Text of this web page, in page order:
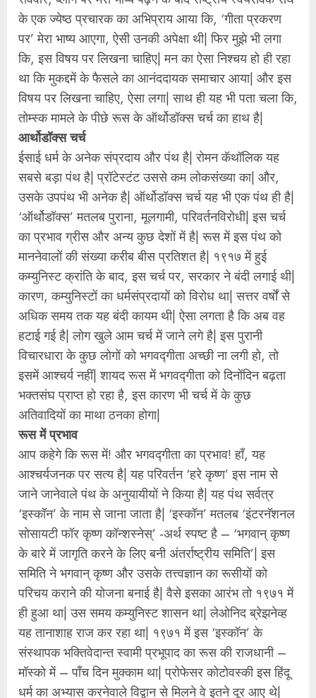
के एक ज्येष्ठ प्रचारक का अभिप्राय आया कि, ‘गीता प्रकरण
पर’ मेरा भाष्य आएगा, ऐसी उनकी अपेक्षा थी| फिर मुझे भी लगा
कि, इस विषय पर लिखना चाहिए| मन का ऐसा निश्‍चय हो ही रहा
था कि मुकद्दमें के फैसले का आनंददायक समाचार आया| और इस
विषय पर लिखना चाहिए, ऐसा लगा| साथ ही यह भी पता चला कि,
तोम्स्क मामले के पीछे रूस के ऑर्थोडॉक्स चर्च का हाथ है|
आर्थोडॉक्स चर्च
ईसाई धर्म के अनेक संप्रदाय और पंथ है| रोमन कॅथॉलिक यह
सबसे बड़ा पंथ है| प्रॉटेस्टंट उससे कम लोकसंख्या का| और,
उसके उपपंथ भी अनेक है| ऑर्थोडॉक्स चर्च यह भी एक पंथ ही है|
‘ऑर्थोडॉक्स’ मतलब पुराना, मूलगामी, परिवर्तनविरोधी| इस चर्च
का प्रभाव ग्रीस और अन्य कुछ देशों में है| रूस में इस पंथ को
माननेवालों की संख्या करीब बीस प्रतिशत है| १९१७ में हुई
कम्युनिस्ट क्रांति के बाद, इस चर्च पर, सरकार ने बंदी लगाई थी|
कारण, कम्युनिस्टों का धर्मसंप्रदायों को विरोध था| सत्तर वर्षों से
अधिक समय तक यह बंदी कायम थी| ऐसा लगता है कि अब वह
हटाई गई है| लोग खुले आम चर्च में जाने लगे है| इस पुरानी
विचारधारा के कुछ लोगों को भगवद्गीता अच्छी ना लगी हो, तो
इसमें आश्‍चर्य नहीं| शायद रूस में भगवद्गीता को दिनोंदिन बढ़ता
भक्तसंघ प्राप्त हो रहा है, इस कारण भी चर्च में के कुछ
अतिवादियों का माथा ठनका होगा|
रूस में प्रभाव
आप कहेगे कि रूस में! और भगवद्गीता का प्रभाव! हॉं, यह
आश्‍चर्यजनक पर सत्य है| यह परिवर्तन ‘हरे कृष्ण’ इस नाम से
जाने जानेवाले पंथ के अनुयायीयों ने किया है| यह पंथ सर्वत्र
‘इस्कॉन’ के नाम से जाना जाता है| ‘इस्कॉन’ मतलब ‘इंटरनॅशनल
सोसायटी फॉर कृष्ण कॉन्शस्नेस्’ -अर्थ स्पष्ट है – ‘भगवान् कृष्ण
के बारे में जागृति करने के लिए बनी अंतर्राष्ट्रीय समिति’| इस
समिति ने भगवान् कृष्ण और उसके तत्त्वज्ञान का रूसीयों को
परिचय कराने की योजना बनाई है| वैसे इसका आरंभ तो १९७१ में
ही हुआ था| उस समय कम्युनिस्ट शासन था| लेओनिद ब्रेझनेव्ह
यह तानाशाह राज कर रहा था| १९७१ में इस ‘इस्कॉन’ के
संस्थापक भक्तिवेदान्त स्वामी प्रभूपाद का रूस की राजधानी –
मॉस्को में – पॉंच दिन मुक्काम था| प्रोफेसर कोटोवस्की इस हिंदू
धर्म का अभ्यास करनेवाले विद्वान से मिलने वे इतने दूर आए थे|